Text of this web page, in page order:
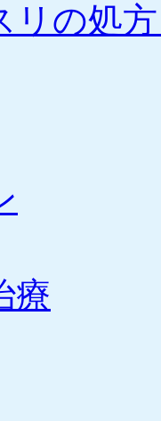
リの処
療